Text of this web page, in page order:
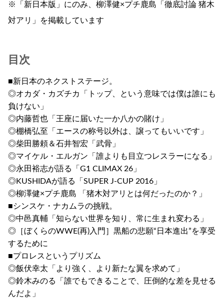
※「新日本版」にのみ、柳澤健×プチ鹿島「徹底討論 猪木
対アリ」を掲載しています
目次
■新日本のネクストステージ。
◎オカダ・カズチカ「トップ、という意味では僕は誰にも
負けない」
◎内藤哲也「王座に届いた一か八かの賭け」
◎棚橋弘至「エースの称号以外は、譲ってもいいです」
◎柴田勝頼＆石井智宏「武骨」
◎マイケル・エルガン「誰よりも目立つレスラーになる」
◎永田裕志が語る「G1 CLIMAX 26」
◎KUSHIDAが語る「SUPER J-CUP 2016」
◎柳澤健×プチ鹿島 「猪木対アリとは何だったのか？」
■シンスケ・ナカムラの挑戦。
◎中邑真輔「知らない世界を知り、常に生まれ変わる」
◎［ぼくらのWWE(再)入門］黒船の悲願“日本進出”を享受
するために
■プロレスというプリズム
◎飯伏幸太「より強く、より新たな翼を求めて」
◎鈴木みのる「誰でもできることで、圧倒的な差を見せる
んだよ」